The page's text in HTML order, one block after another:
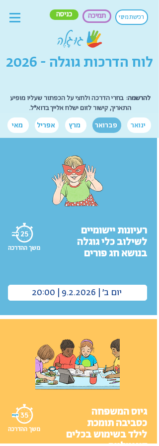
תמיכה רכישת מינוי כניסה
לוח הדרכות גוגלה - 2026
להרשמה: בחרי הדרכה ולחצי על הכפתור שעליו מופיע
התאריך, קישור לזום ישלח אלייך בדוא"ל.
מאי אפריל מרץ פברואר ינואר
רעיונות יישומיים
לשילוב כלי גוגלה
בנושא חג פורים
משך ההדרכה
יום ב׳ | 9.2.2026 | 20:00
גיוס המשפחה
כסביבה תומכת
לילד בשימוש בכלים
משך ההדרכה